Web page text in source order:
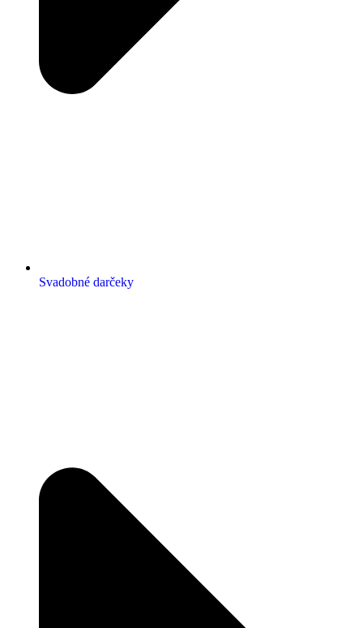
Svadobné darčeky